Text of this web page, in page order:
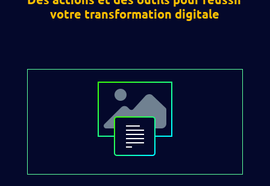
votre transformation digitale